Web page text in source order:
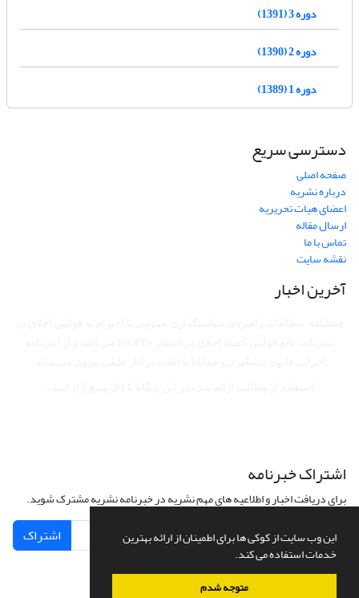
این وب سایت از کوکی ها برای اطمینان از ارائه بهترین
خدمات استفاده می کند.
متوجه شدم
دوره 3 (1391)
دوره 2 (1390)
دوره 1 (1389)
دسترسی سریع
صفحه اصلی
درباره نشریه
اعضای هیات تحریریه
ارسال مقاله
تماس با ما
نقشه سایت
آخرین اخبار
اشتراک خبرنامه
برای دریافت اخبار و اطلاعیه های مهم نشریه در خبرنامه نشریه مشترک شوید.
اشتراک